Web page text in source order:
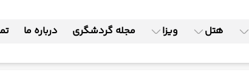
هتل ویزا مجله گردشگری درباره ما